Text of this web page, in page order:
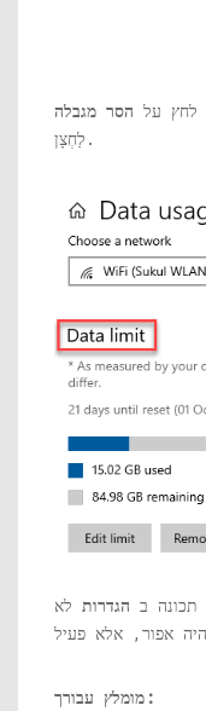
לחץ על הסר מגבלה
לַחְצָן.
תכונה ב הגדרות לא
מומלץ עבורך: